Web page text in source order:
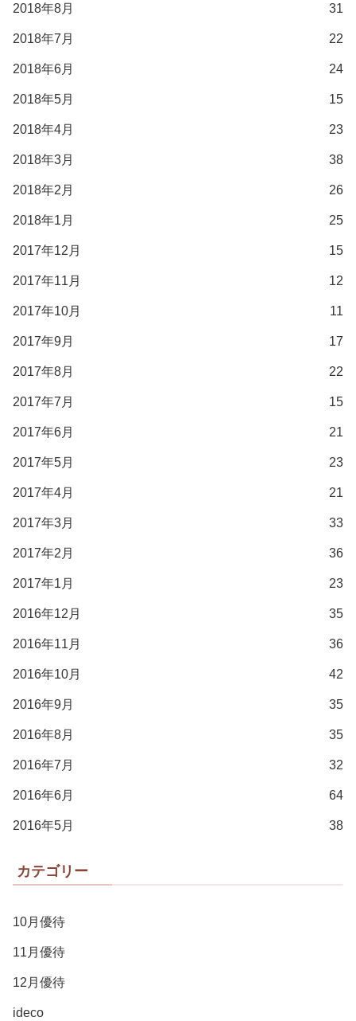
2018年8月 31
2018年7月 22
2018年6月 24
2018年5月 15
2018年4月 23
2018年3月 38
2018年2月 26
2018年1月 25
2017年12月 15
2017年11月 12
2017年10月 11
2017年9月 17
2017年8月 22
2017年7月 15
2017年6月 21
2017年5月 23
2017年4月 21
2017年3月 33
2017年2月 36
2017年1月 23
2016年12月 35
2016年11月 36
2016年10月 42
2016年9月 35
2016年8月 35
2016年7月 32
2016年6月 64
2016年5月 38
カテゴリー
10月優待
11月優待
12月優待
ideco